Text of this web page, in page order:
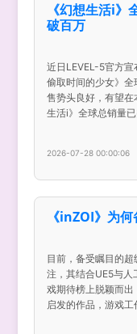
《幻想生活i
破百万
近日LEVEL-5官方
偷取时间的少女》
售势头良好，有望
生活i》全球总销量
2026-07-28 00:00:06
《inZOI》为
目前，备受瞩目的
注，其结合UE5与
戏期待榜上脱颖而
启发的作品，游戏